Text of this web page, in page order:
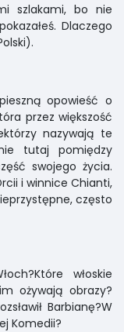
szlakami, bo nie
Dlaczego
opowieść o
przez większość
nazywają te
tutaj pomiędzy
swojego życia.
i winnice Chianti,
często
włoskie
ożywają obrazy?
Barbianę?W
Komedii?